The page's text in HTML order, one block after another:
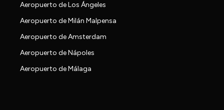
Aeropuerto de Los Ángeles
Aeropuerto de Milán Malpensa
Aeropuerto de Amsterdam
Aeropuerto de Nápoles
Aeropuerto de Málaga